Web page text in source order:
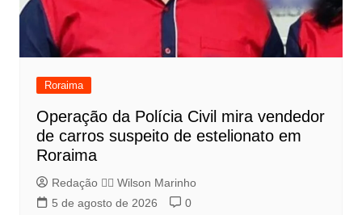
Roraima
Operação da Polícia Civil mira vendedor
de carros suspeito de estelionato em
Roraima
Redação 👨‍⚖️​ Wilson Marinho
5 de agosto de 2026
0